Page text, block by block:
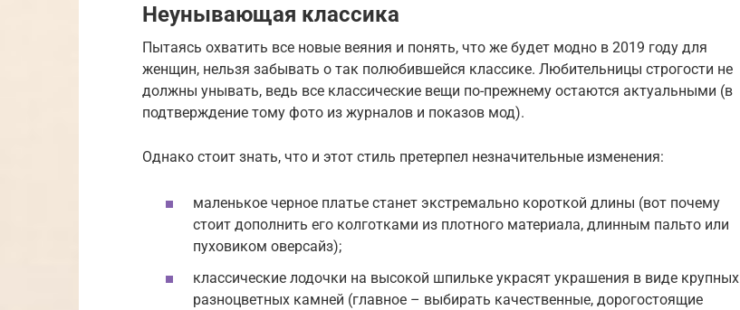
Неунывающая классика
Пытаясь охватить все новые веяния и понять, что же будет модно в 2019 году для
женщин, нельзя забывать о так полюбившейся классике. Любительницы строгости не
должны унывать, ведь все классические вещи по-прежнему остаются актуальными (в
подтверждение тому фото из журналов и показов мод).
Однако стоит знать, что и этот стиль претерпел незначительные изменения:
маленькое черное платье станет экстремально короткой длины (вот почему
стоит дополнить его колготками из плотного материала, длинным пальто или
пуховиком оверсайз);
классические лодочки на высокой шпильке украсят украшения в виде крупных
разноцветных камней (главное – выбирать качественные, дорогостоящие